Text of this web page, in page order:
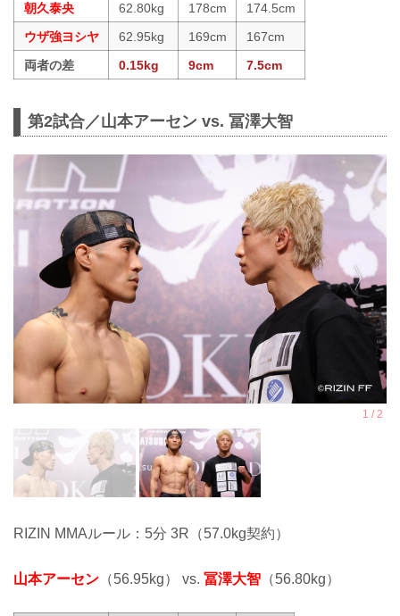
朝久泰央
62.80kg 178cm
174.5cm
ウザ強ヨシヤ
62.95kg 169cm
167cm
両者の差
0.15kg 9cm 7.5cm
第2試合／山本アーセン vs. 冨澤大智
RIZIN MMAルール：5分 3R（57.0kg契約）
山本アーセン （56.95kg） vs. 冨澤大智 （56.80kg）